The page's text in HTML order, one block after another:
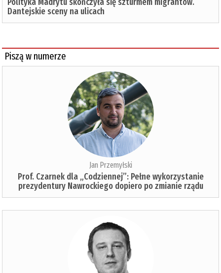
Dantejskie sceny na ulicach
Piszą w numerze
Jan Przemyłski
Prof. Czarnek dla „Codziennej”: Pełne wykorzystanie
prezydentury Nawrockiego dopiero po zmianie rządu